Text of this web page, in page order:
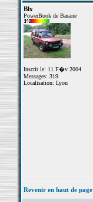
Blx
PowerBook de Basane
Inscrit le: 11 F�v 2004
Messages: 319
Localisation: Lyon
Revenir en haut de page